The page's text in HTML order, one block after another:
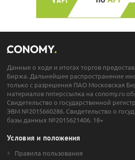
Данные о ходе и итогах торгов
Биржа. Дальнейшее распространение
только с разрешения ПАО Московская
материалов гиперссылка на conomy.ru
Свидетельство о государственной
ЭВМ №2015660286. Свидетельство о
базы данных №2015621406. 18+
Условия и положения
Правила пользования